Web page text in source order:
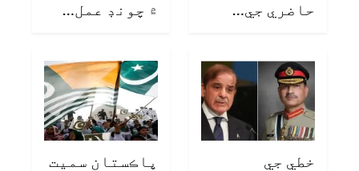
حاضري جي…
۾ چونڊ عمل…
خطي جي
پاڪستان سميت